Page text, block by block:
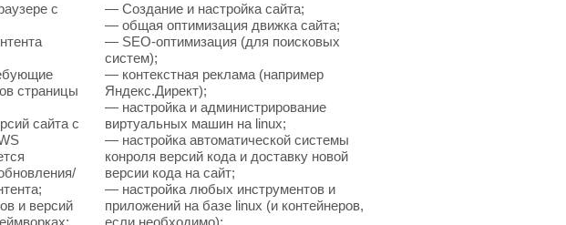
с
страницы
сайта с
и версий
— Создание и настройка сайта;
— общая оптимизация движка сайта;
— SEO-оптимизация (для поисковых
систем);
— контекстная реклама (например
Яндекс.Директ);
— настройка и администрирование
виртуальных машин на linux;
— настройка автоматической системы
конроля версий кода и доставку новой
версии кода на сайт;
— настройка любых инструментов и
приложений на базе linux (и контейнеров,
если необходимо);